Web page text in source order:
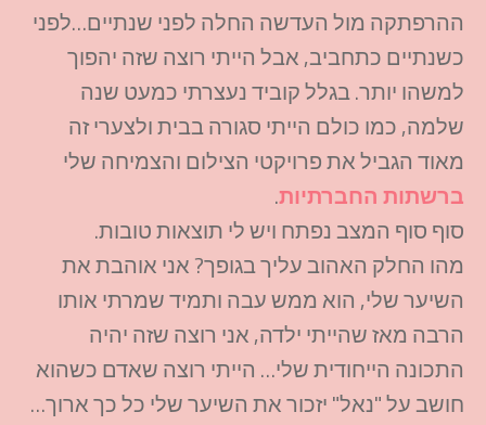
ההרפתקה מול העדשה החלה לפני שנתיים…לפני
כשנתיים כתחביב, אבל הייתי רוצה שזה יהפוך
למשהו יותר. בגלל קוביד נעצרתי כמעט שנה
שלמה, כמו כולם הייתי סגורה בבית ולצערי זה
מאוד הגביל את פרויקטי הצילום והצמיחה שלי
ברשתות החברתיות.
סוף סוף המצב נפתח ויש לי תוצאות טובות.
מהו החלק האהוב עליך בגופך? אני אוהבת את
השיער שלי, הוא ממש עבה ותמיד שמרתי אותו
הרבה מאז שהייתי ילדה, אני רוצה שזה יהיה
התכונה הייחודית שלי… הייתי רוצה שאדם כשהוא
חושב על "נאל" יזכור את השיער שלי כל כך ארוך…